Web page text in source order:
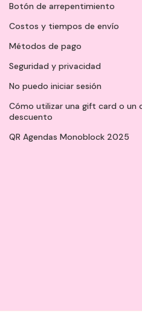
Botón de arrepentimiento
Costos y tiempos de envío
Métodos de pago
Seguridad y privacidad
No puedo iniciar sesión
Cómo utilizar una gift card o un
descuento
QR Agendas Monoblock 2025